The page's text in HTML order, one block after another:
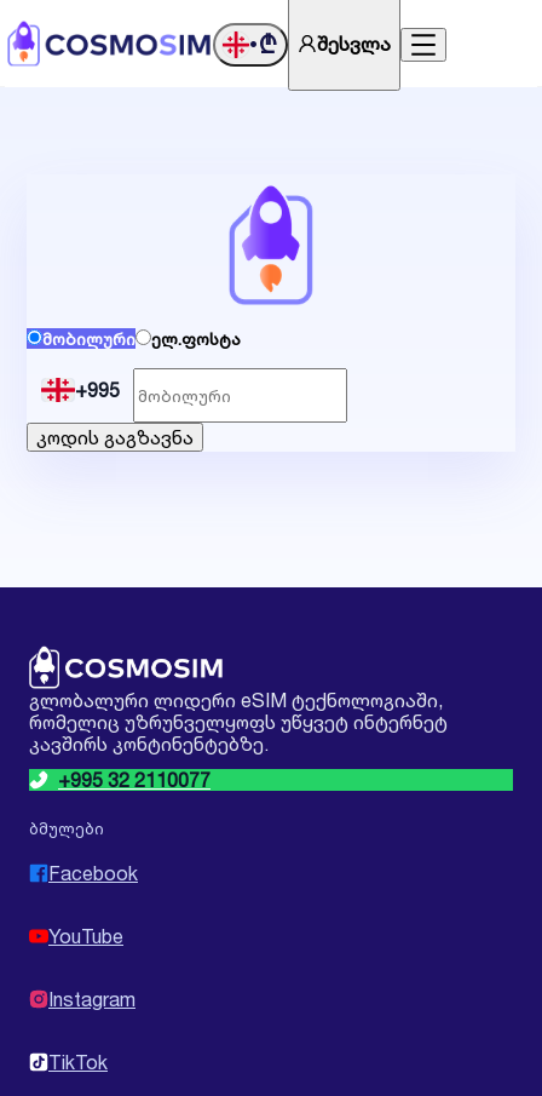
•₾ შესვლა
მობილური ელ.ფოსტა
+995
კოდის გაგზავნა
გლობალური ლიდერი eSIM ტექნოლოგიაში,
რომელიც უზრუნველყოფს უწყვეტ ინტერნეტ
კავშირს კონტინენტებზე.
+995 32 2110077
ბმულები
Facebook
YouTube
Instagram
TikTok